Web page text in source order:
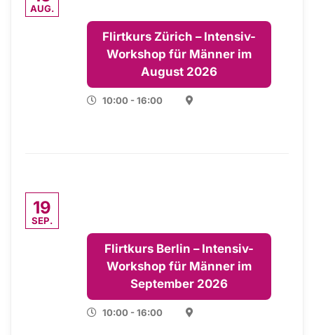
AUG.
Flirtkurs Zürich – Intensiv-
Workshop für Männer im
August 2026
10:00 - 16:00
19
SEP.
Flirtkurs Berlin – Intensiv-
Workshop für Männer im
September 2026
10:00 - 16:00